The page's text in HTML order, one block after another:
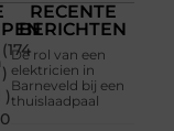
(174
)
)
RECENTE
BERICHTEN
De rol van een
elektricien in
Barneveld bij een
thuislaadpaal